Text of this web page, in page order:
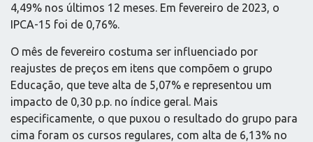
4,49% nos últimos 12 meses. Em fevereiro de 2023, o
IPCA-15 foi de 0,76%.
O mês de fevereiro costuma ser influenciado por
reajustes de preços em itens que compõem o grupo
Educação, que teve alta de 5,07% e representou um
impacto de 0,30 p.p. no índice geral. Mais
especificamente, o que puxou o resultado do grupo para
cima foram os cursos regulares, com alta de 6,13% no